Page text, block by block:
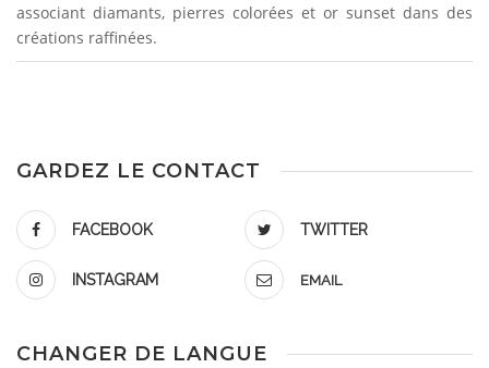
associant diamants, pierres colorées et or sunset dans des
créations raffinées.
GARDEZ LE CONTACT
FACEBOOK TWITTER
INSTAGRAM EMAIL
CHANGER DE LANGUE